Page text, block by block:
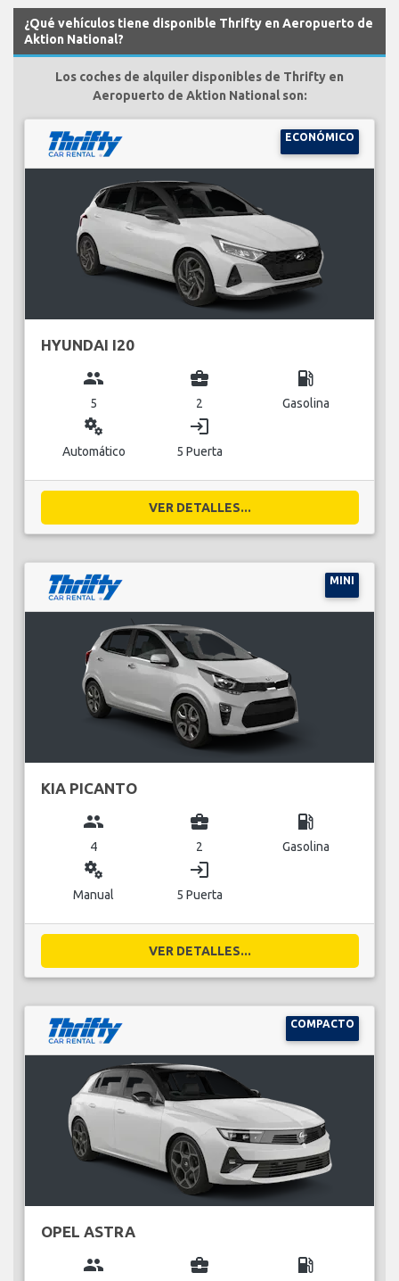
¿Qué vehículos tiene disponible Thrifty en Aeropuerto de
Aktion National?
Los coches de alquiler disponibles de Thrifty en
Aeropuerto de Aktion National son:
ECONÓMICO
HYUNDAI I20
group
5
business_center
2
local_gas_station
Gasolina
miscellaneous_services
Automático
login
5 Puerta
VER DETALLES...
MINI
KIA PICANTO
group
4
business_center
2
local_gas_station
Gasolina
miscellaneous_services
Manual
login
5 Puerta
VER DETALLES...
COMPACTO
OPEL ASTRA
group business_center local_gas_station